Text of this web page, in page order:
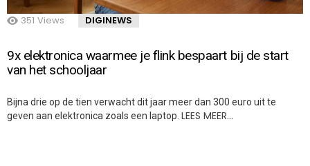
351 Views DIGINEWS
9x elektronica waarmee je flink bespaart bij de start
van het schooljaar
Bijna drie op de tien verwacht dit jaar meer dan 300 euro uit te
geven aan elektronica zoals een laptop. LEES MEER…